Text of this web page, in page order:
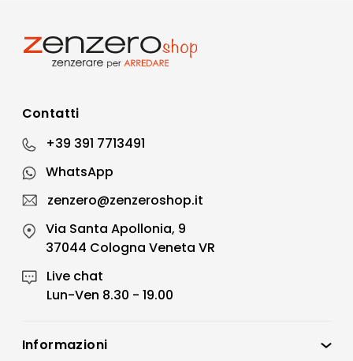
Contatti
+39 391 7713491
WhatsApp
zenzero@zenzeroshop.it
Via Santa Apollonia, 9
37044 Cologna Veneta VR
Live chat
Lun-Ven 8.30 - 19.00
Informazioni